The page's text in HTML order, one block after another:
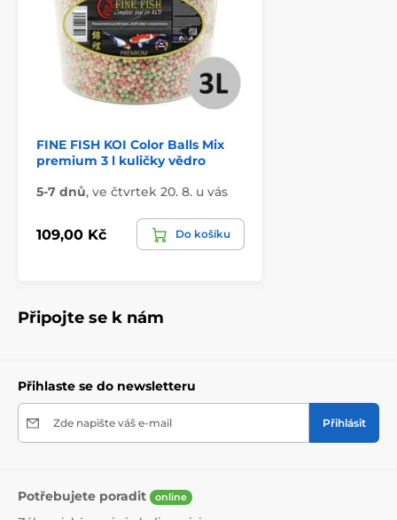
FINE FISH KOI Color Balls Mix
premium 3 l kuličky vědro
5-7 dnů, ve čtvrtek 20. 8. u vás
109,00 Kč Do košíku
Připojte se k nám
Přihlaste se do newsletteru
Zde napište váš e-mail Přihlásit
Potřebujete poradit online